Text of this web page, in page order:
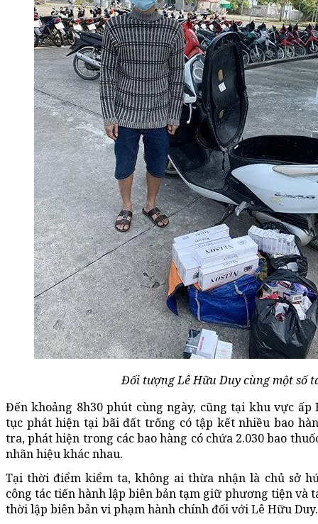
Đối tượng Lê Hữu Duy cùng một số
Đến khoảng 8h30 phút cùng ngày, cũng tại khu vực ấp
tục phát hiện tại bãi đất trống có tập kết nhiều bao
tra, phát hiện trong các bao hàng có chứa 2.030 bao
nhãn hiệu khác nhau.
Tại thời điểm kiểm ta, không ai thừa nhận là chủ sở
công tác tiến hành lập biên bản tạm giữ phương tiện và
thời lập biên bản vi phạm hành chính đối với Lê Hữu Duy.